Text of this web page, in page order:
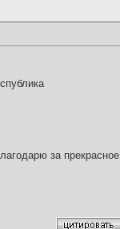
за прекрасное